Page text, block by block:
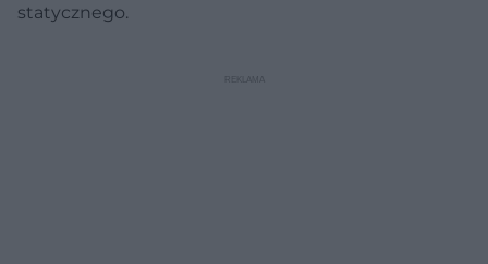
statycznego.